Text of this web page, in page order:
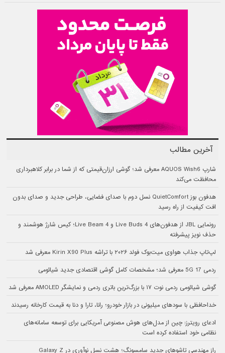
آخرین مطالب
شارپ AQUOS Wish6 معرفی شد؛ گوشی ارزان‌قیمتی که از شما در برابر کلاهبرداری
محافظت می‌کند
هدفون بوز QuietComfort نسل دوم با صدای فضایی، طراحی جدید و صدای بدون
افت کیفیت از راه رسید
رونمایی JBL از هدفون‌های Live Buds 4 و Live Beam 4؛ کیس شارژ هوشمند و
حذف نویز پیشرفته
لپ‌تاپ جذاب هواوی میت‌بوک فولد ۲۰۲۶ با تراشه Kirin X90 Plus معرفی شد
ردمی 17 5G معرفی شد؛ مشخصات کامل گوشی اقتصادی جدید شیائومی
گوشی شیائومی ردمی نوت ۱۷ با بزرگ‌ترین باتری ردمی و نمایشگر AMOLED معرفی شد
خداحافظی با سودهای میلیونی در بازار خودرو؛ رانا، تارا و دنا به قیمت کارخانه رسیدند
ادعای رویترز: چین از مدل‌های هوش مصنوعی آمریکایی برای توسعه سامانه‌های
نظامی خود استفاده کرده است
راز مهندسی تاشوهای جدید سامسونگ؛ هشت نسل نوآوری در Galaxy Z